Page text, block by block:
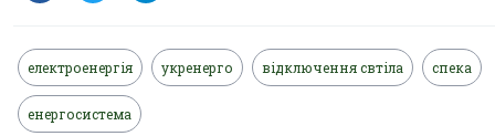
електроенергія укренерго відключення свтіла спека
енергосистема